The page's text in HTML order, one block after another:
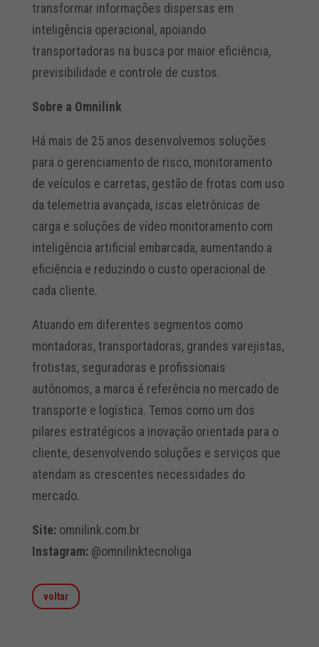
transformar informações dispersas em
inteligência operacional, apoiando
transportadoras na busca por maior eficiência,
previsibilidade e controle de custos.
Sobre a Omnilink
Há mais de 25 anos desenvolvemos soluções
para o gerenciamento de risco, monitoramento
de veículos e carretas, gestão de frotas com uso
da telemetria avançada, iscas eletrônicas de
carga e soluções de vídeo monitoramento com
inteligência artificial embarcada, aumentando a
eficiência e reduzindo o custo operacional de
cada cliente.
Atuando em diferentes segmentos como
montadoras, transportadoras, grandes varejistas,
frotistas, seguradoras e profissionais
autônomos, a marca é referência no mercado de
transporte e logística. Temos como um dos
pilares estratégicos a inovação orientada para o
cliente, desenvolvendo soluções e serviços que
atendam as crescentes necessidades do
mercado.
Site:omnilink.com.br
Instagram: @omnilinktecnoliga
voltar